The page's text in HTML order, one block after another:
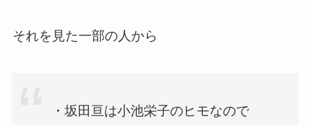
それを見た一部の人から
・坂田亘は小池栄子のヒモなので